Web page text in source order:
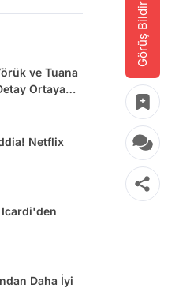
Görüş Bildir
ve Tuana
Ortaya
Netflix
Icardi'den
Daha İyi